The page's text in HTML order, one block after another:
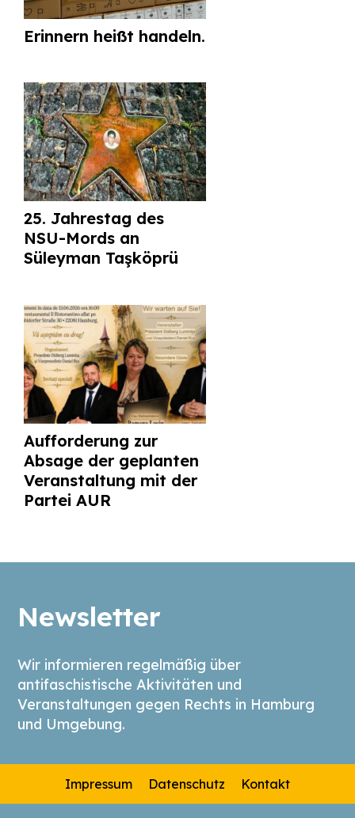
Erinnern heißt handeln.
25. Jahrestag des
NSU-Mords an
Süleyman Taşköprü
Aufforderung zur
Absage der geplanten
Veranstaltung mit der
Partei AUR
Newsletter
Wir informieren regelmäßig über
antifaschistische Aktivitäten und
Veranstaltungen gegen Rechts in Hamburg
und Umgebung.
Impressum Datenschutz Kontakt